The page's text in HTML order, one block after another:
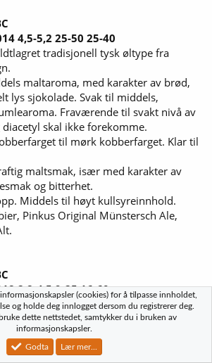
4,5-5,2 25-50 25-40
tradisjonell tysk øltype fra
maltaroma, med karakter av brød,
lys sjokolade. Svak til middels,
Fraværende til svakt nivå av
skal ikke forekomme.
til mørk kobberfarget. Klar til
maltsmak, især med karakter av
og bitterhet.
Middels til høyt kullsyreinnhold.
Pinkus Original Münstersch Ale,
2,8-4,5 9-25 16-60
tradisjonen mer maltet og mindre
bitter.
til middels maltaroma, især med karakter
Svake nivåer av fruktestere og diacetyl
(cookies) for å tilpasse innholdet,
og holde deg innlogget dersom du registrerer deg.
dette nettstedet, samtykker du i bruken av
informasjonskapsler.
Godta Lær mer...